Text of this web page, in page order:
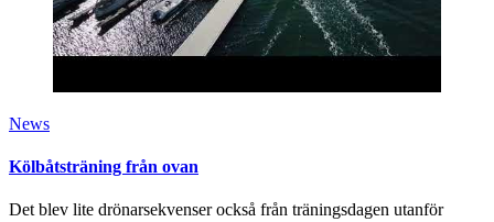
News
Kölbåtsträning från ovan
Det blev lite drönarsekvenser också från träningsdagen utanför